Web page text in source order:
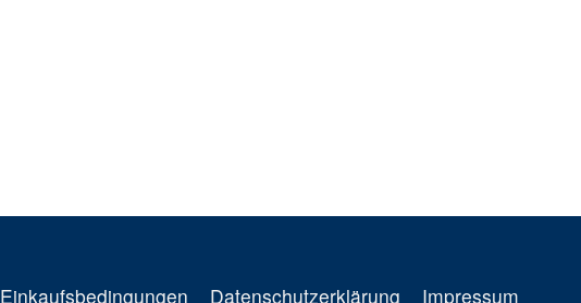
Einkaufsbedingungen Datenschutzerklärung Impressum